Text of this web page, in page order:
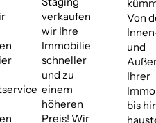
verkaufen
wir Ihre
Immobilie
schneller
und zu
einem
höheren
Preis! Wir
Von
und
Ihrer
bis